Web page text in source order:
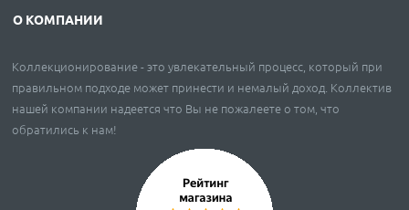
О КОМПАНИИ
Коллекционирование - это увлекательный процесс, который при
правильном подходе может принести и немалый доход. Коллектив
нашей компании надеется что Вы не пожалеете о том, что
обратились к нам!